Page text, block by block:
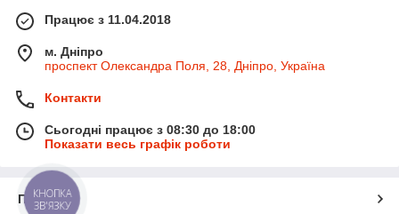
Працює з 11.04.2018
м. Дніпро
проспект Олександра Поля, 28, Дніпро, Україна
Контакти
Сьогодні працює з 08:30 до 18:00
Показати весь графік роботи
Про нас
КНОПКА
ЗВ'ЯЗКУ